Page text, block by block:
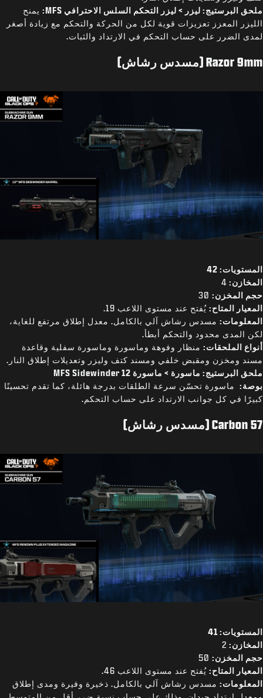
ملحق البرستيج: ليزر > ليزر التحكم السلس الاحترافي MFS:
يمنح
الليزر المعزز تعزيزات قوية لكل من الحركة والتحكم مع زيادة أصغر
لمدى الضرر على حساب التحكم في الارتداد والثبات.
Razor 9mm (مسدس رشاش)
المستويات: 42
المخازن: 4
حجم المخزن:
المعيار المتاح: يُفتح عند مستوى اللاعب 19.
المعلومات: مسدس رشاش آلي بالكامل. معدل إطلاق مرتفع للغاية،
لكن المدى محدود والتحكم أبطأ.
أنواع الملحقات: منظار وفوهة وماسورة وماسورة سفلية وقاعدة
مسند ومخزن ومقبض خلفي ومسند كتف وليزر وتعديلات إطلاق النار.
ملحق البرستيج: ماسورة > ماسورة MFS Sidewinder 12
بوصة: ماسورة تحسّن سرعة الطلقات بدرجة هائلة، كما تقدم تحسينًا
كبيرًا في كل جوانب الارتداد على حساب التحكم.
Carbon 57 (مسدس رشاش)
المستويات: 41
المخازن: 2
حجم المخزن:
المعيار المتاح: يُفتح عند مستوى اللاعب 46.
المعلومات: مسدس رشاش آلي بالكامل. ذخيرة وفيرة ومدى إطلاق